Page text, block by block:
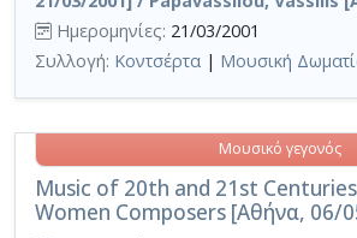
Ημερομηνίες: 21/03/2001
Συλλογή: Κοντσέρτα | Μουσική
Music of 20th and 21st
Women Composers [Αθήνα, 06/
Μουσικό γεγονός